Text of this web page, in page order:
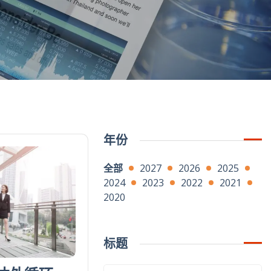
年份
全部 2027 2026
2025
2024
2023 2022
2021
2020
标题